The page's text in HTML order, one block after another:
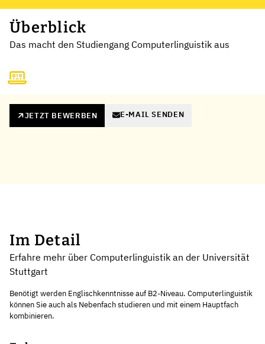
Überblick
Das macht den Studiengang Computerlinguistik aus
JETZT BEWERBEN E-MAIL SENDEN
Im Detail
Erfahre mehr über Computerlinguistik an der Universität
Stuttgart
Benötigt werden Englischkenntnisse auf B2-Niveau. Computerlinguistik
können Sie auch als Nebenfach studieren und mit einem Hauptfach
kombinieren.